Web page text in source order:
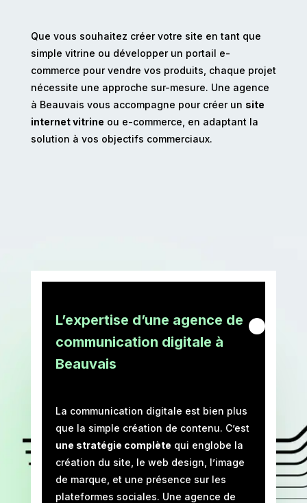
Que vous souhaitez créer votre site en tant que
simple vitrine ou développer un portail e-
commerce pour vendre vos produits, chaque projet
nécessite une approche sur-mesure. Une agence
à Beauvais vous accompagne pour créer un site
internet vitrine ou e-commerce, en adaptant la
solution à vos objectifs commerciaux.
L’expertise d’une agence de
communication digitale à
Beauvais
La communication digitale est bien plus
que la simple création de contenu. C’est
une stratégie complète qui englobe la
création du site, le web design, l’image
de marque, et une présence sur les
plateformes sociales. Une agence de